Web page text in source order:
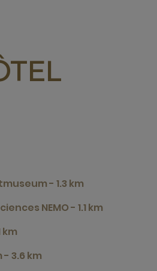
- 1.3 km
NEMO - 1.1 km
km
- 3.6 km